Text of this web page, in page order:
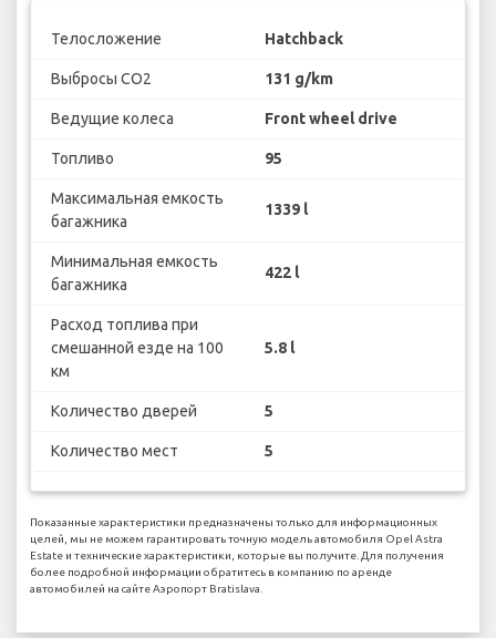
Телосложение Hatchback
Выбросы CO2 131 g/km
Ведущие колеса Front wheel drive
Топливо 95
Максимальная емкость
багажника
1339 l
Минимальная емкость
багажника
422 l
Расход топлива при
смешанной езде на 100
км
5.8 l
Количество дверей 5
Количество мест 5
Показанные характеристики предназначены только для информационных
целей, мы не можем гарантировать точную модель автомобиля Opel Astra
Estate и технические характеристики, которые вы получите. Для получения
более подробной информации обратитесь в компанию по аренде
автомобилей на сайте Аэропорт Bratislava.